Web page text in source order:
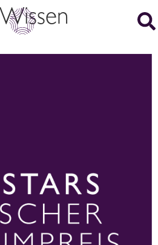
Wissen